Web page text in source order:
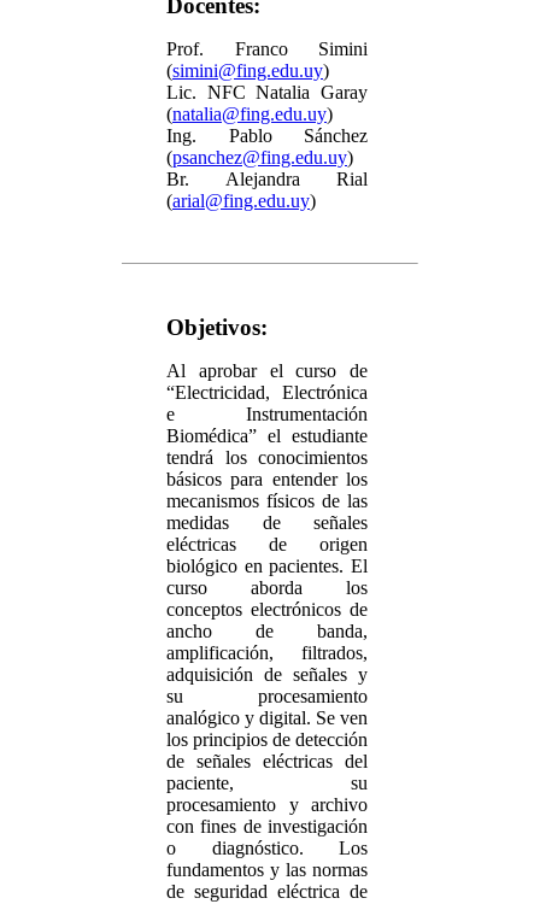
Docentes:
Prof. Franco Simini
(simini@fing.edu.uy)
Lic. NFC Natalia Garay
(natalia@fing.edu.uy)
Ing. Pablo Sánchez
(psanchez@fing.edu.uy)
Br. Alejandra Rial
(arial@fing.edu.uy)
Objetivos:
Al aprobar el curso de
“Electricidad, Electrónica
e Instrumentación
Biomédica” el estudiante
tendrá los conocimientos
básicos para entender los
mecanismos físicos de las
medidas de señales
eléctricas de origen
biológico en pacientes. El
curso aborda los
conceptos electrónicos de
ancho de banda,
amplificación, filtrados,
adquisición de señales y
su procesamiento
analógico y digital. Se ven
los principios de detección
de señales eléctricas del
paciente, su
procesamiento y archivo
con fines de investigación
o diagnóstico. Los
fundamentos y las normas
de seguridad eléctrica de